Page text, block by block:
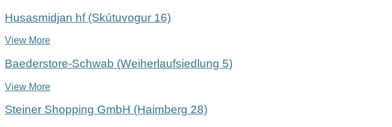
Husasmidjan hf (Skútuvogur 16)
View More
Baederstore-Schwab (Weiherlaufsiedlung 5)
View More
Steiner Shopping GmbH (Haimberg 28)